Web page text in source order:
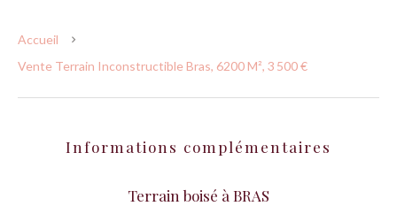
Accueil
Vente Terrain Inconstructible Bras, 6200 M², 3 500 €
Informations complémentaires
Terrain boisé à BRAS